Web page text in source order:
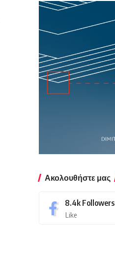
Ακολουθήστε μας
8.4k Followers
Like